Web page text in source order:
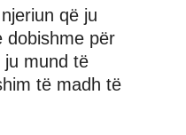
që ju
dobishme për
ju mund të
të madh të